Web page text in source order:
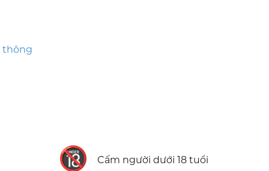
thông
🔞 Cấm người dưới 18 tuổi